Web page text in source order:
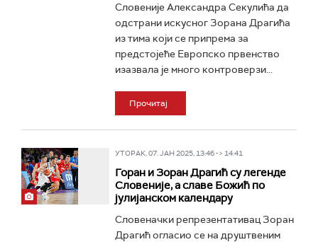
Словеније Александра Секулића да
одстрани искусног Зорана Драгића
из тима који се припрема за
предстојеће Европско првенство
изазвала је много контроверзи...
Прочитај
УТОРАК, 07. ЈАН 2025, 13:46 -> 14:41
Горан и Зоран Драгић су легенде
Словеније, а славе Божић по
јулијанском календару
Словеначки репрезентативац Зоран
Драгић огласио се на друштвеним